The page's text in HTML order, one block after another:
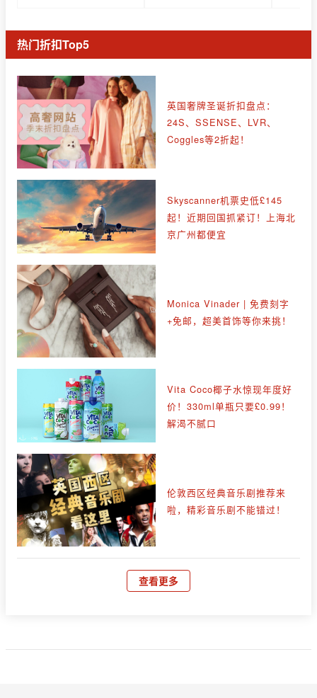
热门折扣Top5
英国奢牌圣诞折扣盘点：
24S、SSENSE、LVR、
Coggles等2折起！
Skyscanner机票史低£145
起！近期回国抓紧订！上海北
京广州都便宜
Monica Vinader | 免费刻字
+免邮，超美首饰等你来挑！
Vita Coco椰子水惊现年度好
价！330ml单瓶只要£0.99！
解渴不腻口
伦敦西区经典音乐剧推荐来
啦，精彩音乐剧不能错过！
查看更多